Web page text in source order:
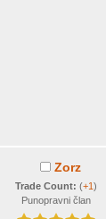
Zorz
Trade Count: (+1 )
Punopravni član